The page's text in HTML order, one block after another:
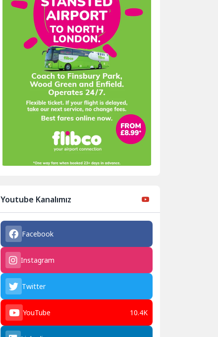
Youtube Kanalımız
Facebook
Instagram
Twitter
YouTube 10.4K